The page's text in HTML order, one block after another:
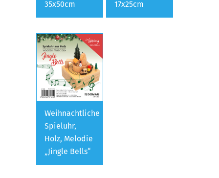
35x50cm
17x25cm
Weihnachtliche
Spieluhr,
Holz, Melodie
„Jingle Bells“